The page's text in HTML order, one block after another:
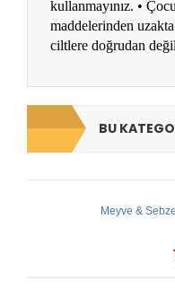
kullanmayınız. •
maddelerinden
ciltlere doğrudan
BU
Meyve &